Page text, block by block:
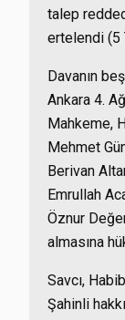
talep
ertelendi (5
Davanın
Ankara 4.
Mahkeme,
Mehmet
Berivan
Emrullah
Öznur
almasına
Savcı,
Şahinli